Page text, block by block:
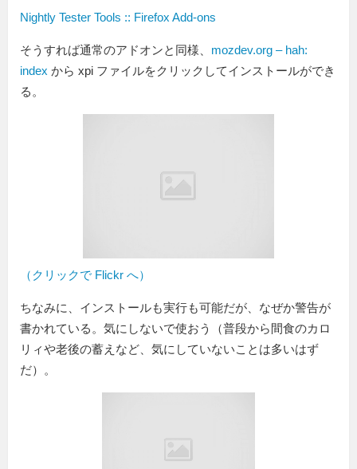
Nightly Tester Tools :: Firefox Add-ons
そうすれば通常のアドオンと同様、 mozdev.org – hah:
index から xpi ファイルをクリックしてインストールができ
る。
（クリックで Flickr へ）
ちなみに、インストールも実行も可能だが、なぜか警告が
書かれている。気にしないで使おう（普段から間食のカロ
リィや老後の蓄えなど、気にしていないことは多いはず
だ）。